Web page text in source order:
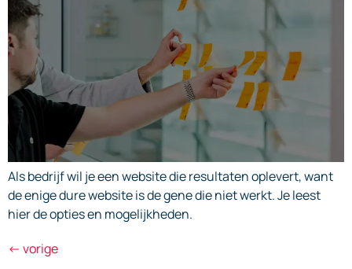
Als bedrijf wil je een website die resultaten oplevert, want
de enige dure website is de gene die niet werkt. Je leest
hier de opties en mogelijkheden.
← vorige